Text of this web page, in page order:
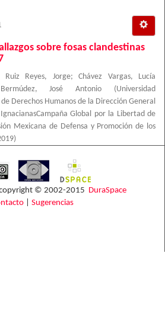
sobre fosas clandestinas
Ruiz Reyes, Jorge; Chávez Vargas, Lucía
José Antonio (Universidad
Derechos Humanos de la Dirección General
Global por la Libertad de
Mexicana de Defensa y Promoción de los
)
© 2002-2015 DuraSpace
| Sugerencias